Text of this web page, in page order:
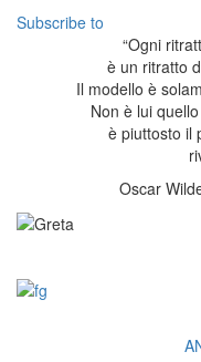
Subscribe to
“Ogni
è un ritratto
Il modello è
Non è lui
è piuttosto il
Oscar